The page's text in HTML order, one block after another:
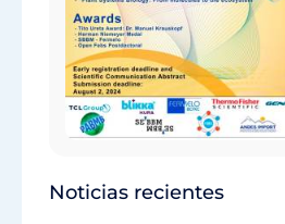
Noticias recientes